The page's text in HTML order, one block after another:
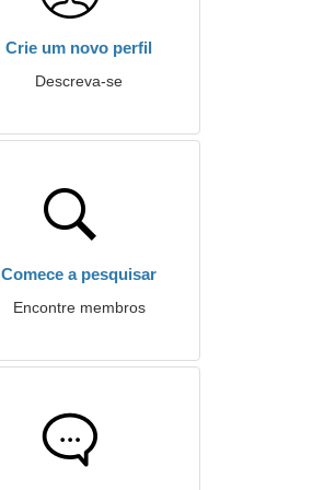
Crie um novo perfil
Descreva-se
Comece a pesquisar
Encontre membros